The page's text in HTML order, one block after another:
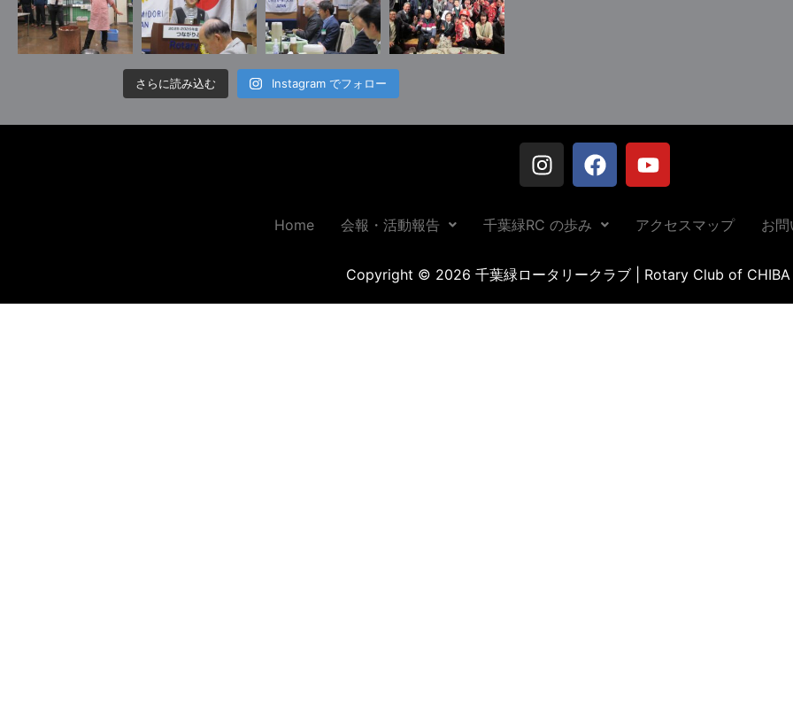
さらに読み込む Instagram でフォロー
Home 会報・活動報告 千葉緑RC の歩み アクセスマップ お
Copyright © 2026 千葉緑ロータリークラブ | Rotary Club of CHIBA